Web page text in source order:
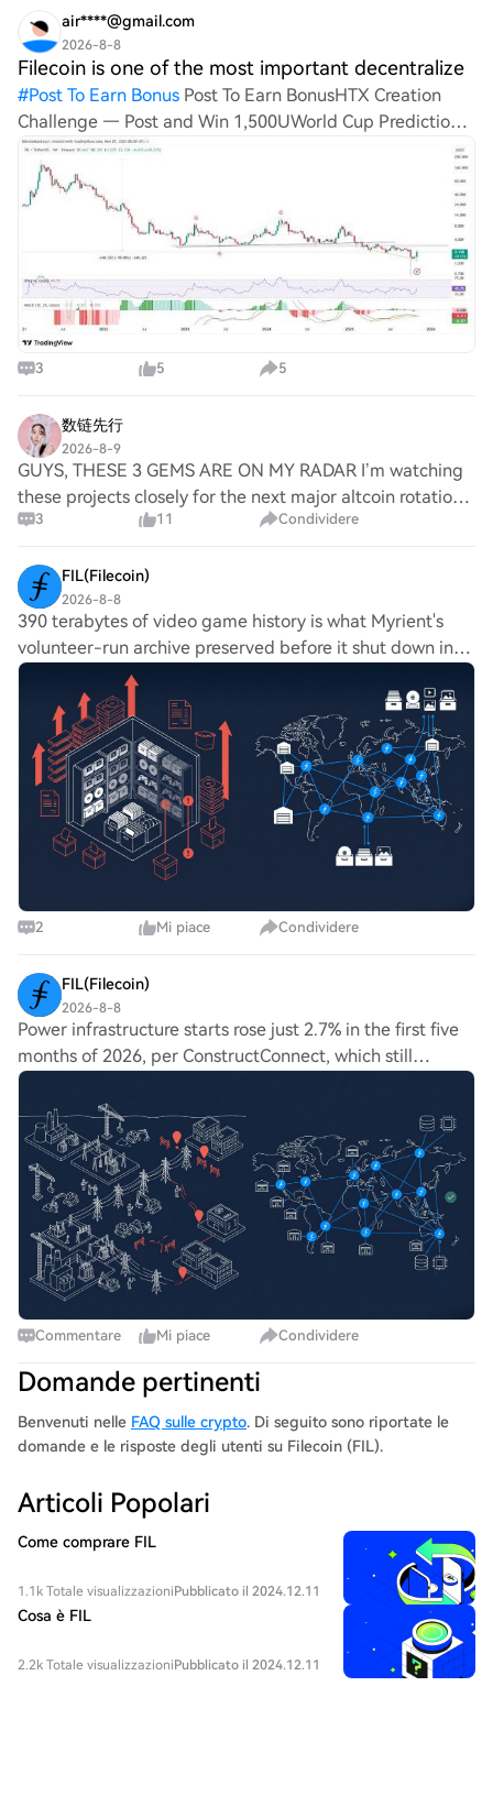
air****@gmail.com
2026-8-8
Filecoin is one of the most important decentralize
#Post To Earn Bonus Post To Earn BonusHTX Creation
Challenge — Post and Win 1,500UWorld Cup Predictions:
100,000 USDT DailyFilecoin is one of the most important
decentralized storage projects in Web3, providing a
marketp
3 5 5
数链先行
2026-8-9
GUYS, THESE 3 GEMS ARE ON MY RADAR I’m watching
these projects closely for the next major altcoin rotation.
If the market delivers another strong narrative-driven
3 11 Condividere
FIL(Filecoin)
2026-8-8
390 terabytes of video game history is what Myrient's
volunteer-run archive preserved before it shut down in
March 2026, citing rising RAM, SSD, and HDD costs
among the pressures on its $6,000-a-month
2 Mi piace Condividere
FIL(Filecoin)
2026-8-8
Power infrastructure starts rose just 2.7% in the first five
months of 2026, per ConstructConnect, which still
projects 30.8% growth for the full year, as US data center
additions climb from 21 GW to
Commentare Mi piace Condividere
Domande pertinenti
Benvenuti nelle FAQ sulle crypto. Di seguito sono riportate le
domande e le risposte degli utenti su Filecoin (FIL).
Articoli Popolari
Come comprare FIL
1.1k Totale visualizzazioniPubblicato il 2024.12.11
Cosa è FIL
2.2k Totale visualizzazioniPubblicato il 2024.12.11